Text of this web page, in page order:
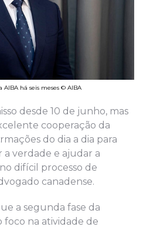
há seis meses © AIBA
desde 10 de junho, mas
cooperação da
do dia a dia para
a verdade e ajudar a
difícil processo de
canadense.
a segunda fase da
foco na atividade de